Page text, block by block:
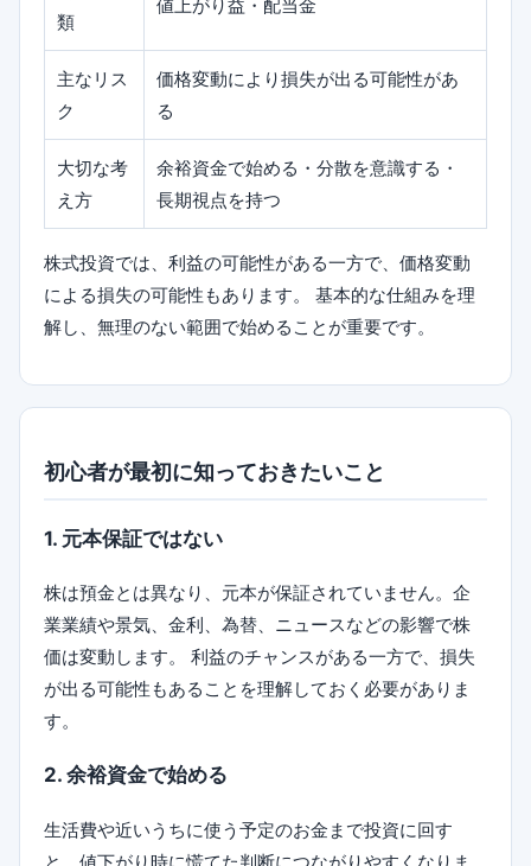
類
値上がり益・配当金
主なリス
ク
価格変動により損失が出る可能性があ
る
大切な考
え方
余裕資金で始める・分散を意識する・
長期視点を持つ
株式投資では、利益の可能性がある一方で、価格変動
による損失の可能性もあります。 基本的な仕組みを理
解し、無理のない範囲で始めることが重要です。
初心者が最初に知っておきたいこと
1. 元本保証ではない
株は預金とは異なり、元本が保証されていません。企
業業績や景気、金利、為替、ニュースなどの影響で株
価は変動します。 利益のチャンスがある一方で、損失
が出る可能性もあることを理解しておく必要がありま
す。
2. 余裕資金で始める
生活費や近いうちに使う予定のお金まで投資に回す